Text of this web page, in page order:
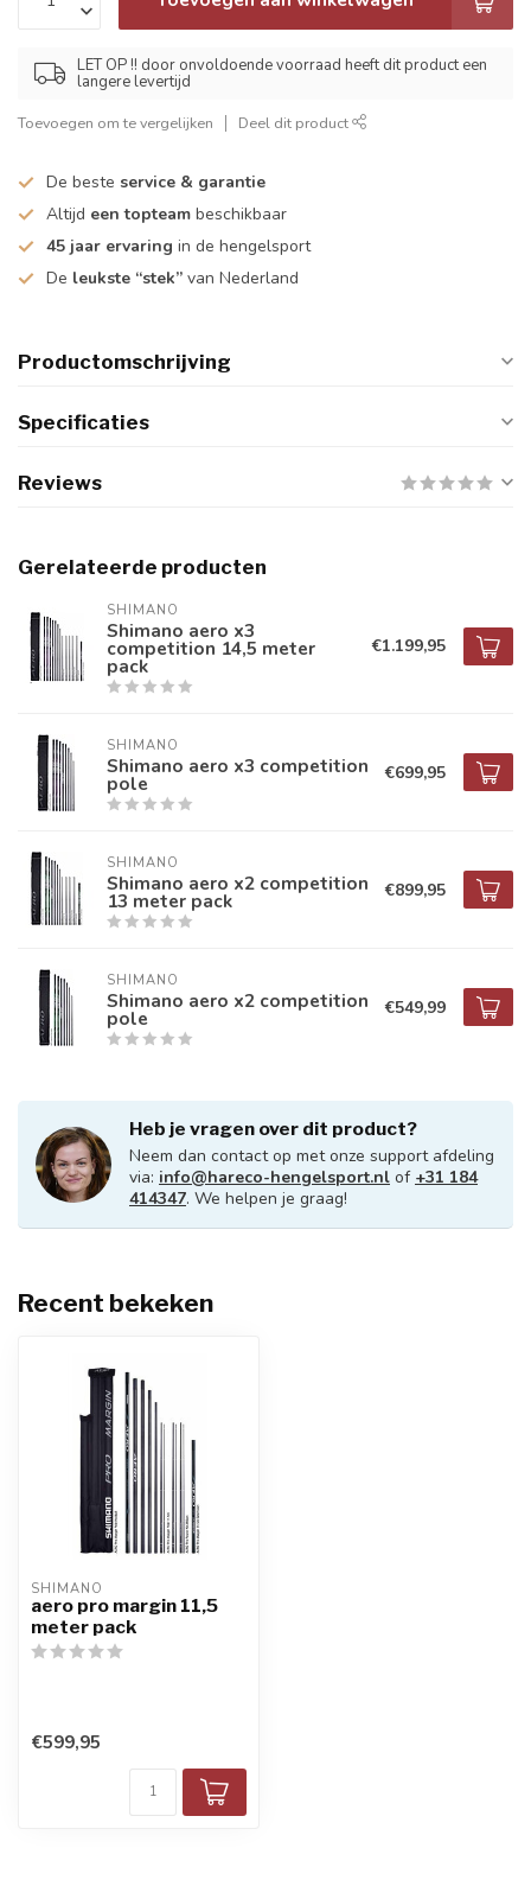
LET OP !! door onvoldoende voorraad heeft dit product een
langere levertijd
Toevoegen om te vergelijken Deel dit product
De beste service & garantie
Altijd een topteam beschikbaar
45 jaar ervaring in de hengelsport
De leukste “stek” van Nederland
Productomschrijving
Specificaties
Reviews
Gerelateerde producten
SHIMANO
Shimano aero x3
competition 14,5 meter
pack
€1.199,95
SHIMANO
Shimano aero x3 competition
pole €699,95
SHIMANO
Shimano aero x2 competition
13 meter pack €899,95
SHIMANO
Shimano aero x2 competition
pole €549,99
Heb je vragen over dit product?
Neem dan contact op met onze support afdeling
via: info@hareco-hengelsport.nl of +31 184
414347. We helpen je graag!
Recent bekeken
SHIMANO
aero pro margin 11,5
meter pack
€599,95